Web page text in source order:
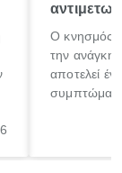
Ο κνησμός
την ανάγκη
αποτελεί